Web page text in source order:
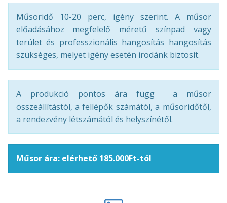
Műsoridő 10-20 perc, igény szerint. A műsor
előadásához megfelelő méretű színpad vagy
terület és professzionális hangosítás hangosítás
szükséges, melyet igény esetén irodánk biztosít.
A produkció pontos ára függ a műsor
összeállítástól, a fellépők számától, a műsoridőtől,
a rendezvény létszámától és helyszínétől.
Műsor ára: elérhető 185.000Ft-tól